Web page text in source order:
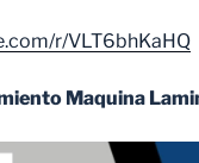
r/VLT6bhKaHQ
Maquina